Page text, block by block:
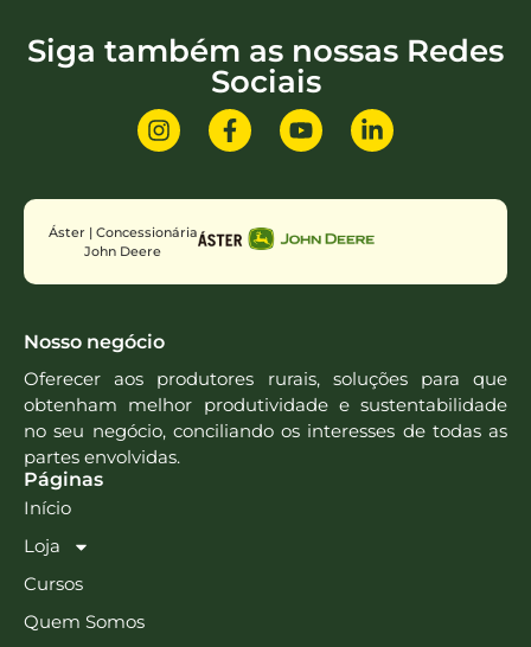
Siga também as nossas Redes
Sociais
Áster | Concessionária
John Deere
Nosso negócio
Oferecer aos produtores rurais, soluções para que
obtenham melhor produtividade e sustentabilidade
no seu negócio, conciliando os interesses de todas as
partes envolvidas.
Páginas
Início
Loja
Cursos
Quem Somos